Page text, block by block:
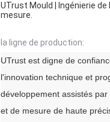
UTrust Mould | Ingénierie
mesure.
la ligne de production:
UTrust est digne de
l'innovation technique et
développement assistés
et de mesure de haute